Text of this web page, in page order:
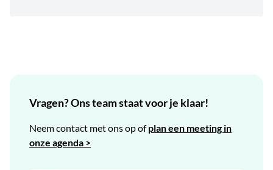
Vragen? Ons team staat voor je klaar!
Neem contact met ons op ofplan een meeting in
onze agenda >